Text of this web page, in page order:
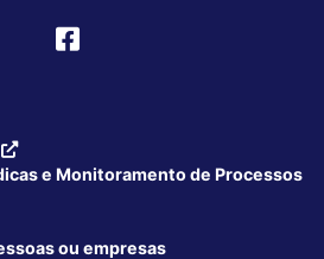
e Monitoramento de Processos
ou empresas